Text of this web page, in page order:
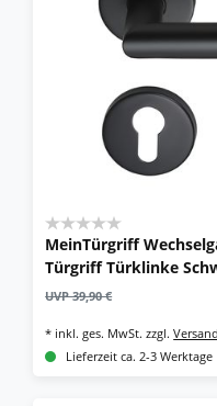
MeinTürgriff
Türgriff Türklinke
UVP 39,90 €
* inkl. ges. MwSt. zzgl.
Lieferzeit ca. 2-3 Werktage